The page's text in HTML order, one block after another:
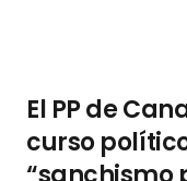
El PP de
curso